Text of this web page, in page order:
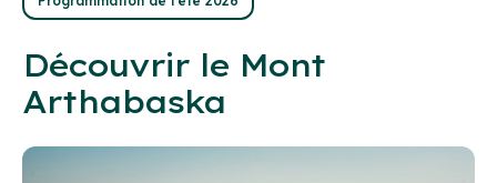
Découvrir le Mont
Arthabaska